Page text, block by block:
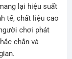
lại hiệu suất
tế, chất liệu cao
chơi phát
chắn và